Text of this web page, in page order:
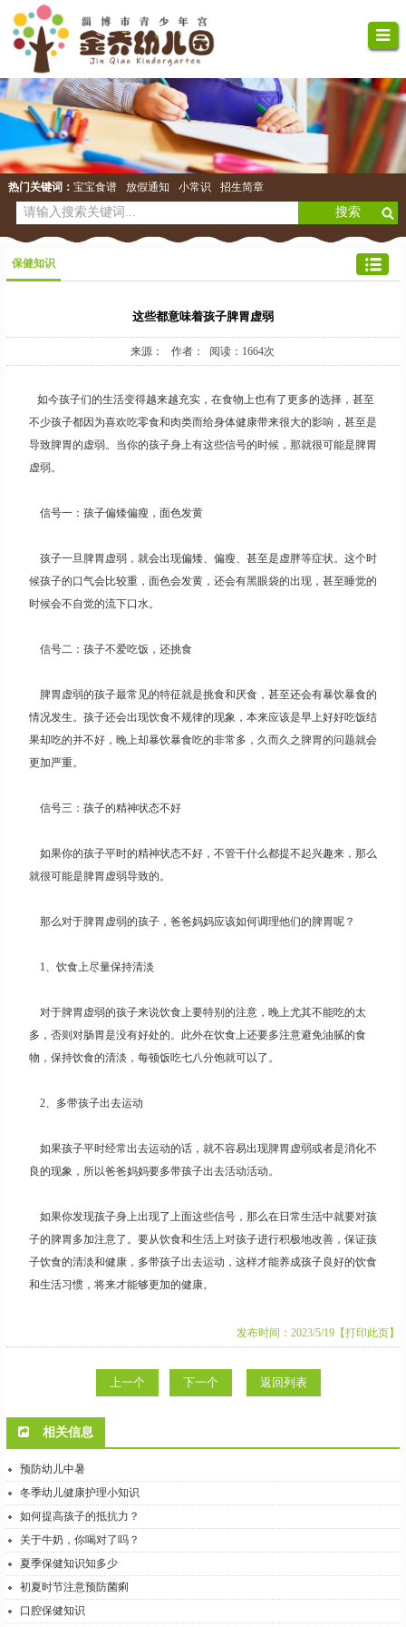
热门关键词： 宝宝食谱 放假通知 小常识 招生简章
保健知识
这些都意味着孩子脾胃虚弱
来源： 作者： 阅读：1664次
如今孩子们的生活变得越来越充实，在食物上也有了更多的选择，甚至
不少孩子都因为喜欢吃零食和肉类而给身体健康带来很大的影响，甚至是
导致脾胃的虚弱。当你的孩子身上有这些信号的时候，那就很可能是脾胃
虚弱。
信号一：孩子偏矮偏瘦，面色发黄
孩子一旦脾胃虚弱，就会出现偏矮、偏瘦、甚至是虚胖等症状。这个时
候孩子的口气会比较重，面色会发黄，还会有黑眼袋的出现，甚至睡觉的
时候会不自觉的流下口水。
信号二：孩子不爱吃饭，还挑食
脾胃虚弱的孩子最常见的特征就是挑食和厌食，甚至还会有暴饮暴食的
情况发生。孩子还会出现饮食不规律的现象，本来应该是早上好好吃饭结
果却吃的并不好，晚上却暴饮暴食吃的非常多，久而久之脾胃的问题就会
更加严重。
信号三：孩子的精神状态不好
如果你的孩子平时的精神状态不好，不管干什么都提不起兴趣来，那么
就很可能是脾胃虚弱导致的。
那么对于脾胃虚弱的孩子，爸爸妈妈应该如何调理他们的脾胃呢？
1、饮食上尽量保持清淡
对于脾胃虚弱的孩子来说饮食上要特别的注意，晚上尤其不能吃的太
多，否则对肠胃是没有好处的。此外在饮食上还要多注意避免油腻的食
物，保持饮食的清淡，每顿饭吃七八分饱就可以了。
2、多带孩子出去运动
如果孩子平时经常出去运动的话，就不容易出现脾胃虚弱或者是消化不
良的现象，所以爸爸妈妈要多带孩子出去活动活动。
如果你发现孩子身上出现了上面这些信号，那么在日常生活中就要对孩
子的脾胃多加注意了。要从饮食和生活上对孩子进行积极地改善，保证孩
子饮食的清淡和健康，多带孩子出去运动，这样才能养成孩子良好的饮食
和生活习惯，将来才能够更加的健康。
发布时间：2023/5/19 【打印此页】
上一个 下一个 返回列表
相关信息
预防幼儿中暑
冬季幼儿健康护理小知识
如何提高孩子的抵抗力？
关于牛奶，你喝对了吗？
夏季保健知识知多少
初夏时节注意预防菌痢
口腔保健知识